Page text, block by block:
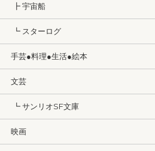
┣ 宇宙船
┗ スターログ
手芸●料理●生活●絵本
文芸
┗ サンリオSF文庫
映画